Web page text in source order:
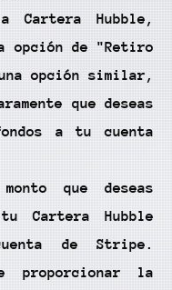
Cartera Hubble,
opción de "Retiro
opción similar,
que deseas
a tu cuenta
que deseas
Cartera Hubble
de Stripe.
proporcionar la